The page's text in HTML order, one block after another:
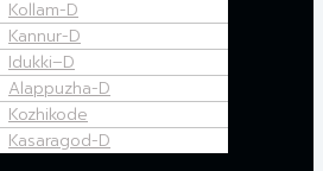
Kollam-D
Kannur-D
Idukki–D
Alappuzha-D
Kozhikode
Kasaragod-D